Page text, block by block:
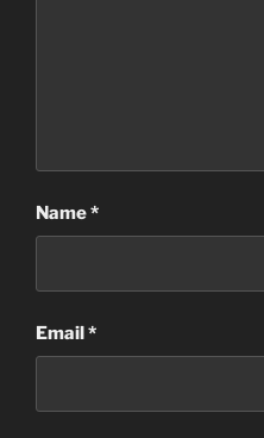
Name*
Email*